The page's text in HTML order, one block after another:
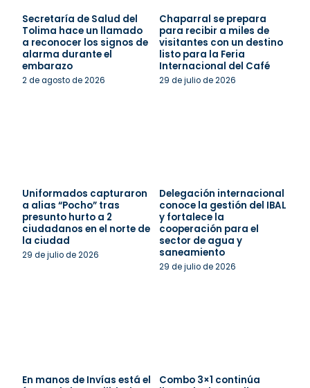
Secretaría de Salud del
Tolima hace un llamado
a reconocer los signos de
alarma durante el
embarazo
2 de agosto de 2026
Chaparral se prepara
para recibir a miles de
visitantes con un destino
listo para la Feria
Internacional del Café
29 de julio de 2026
Uniformados capturaron
a alias “Pocho” tras
presunto hurto a 2
ciudadanos en el norte de
la ciudad
29 de julio de 2026
Delegación internacional
conoce la gestión del IBAL
y fortalece la
cooperación para el
sector de agua y
saneamiento
29 de julio de 2026
En manos de Invías está el
Combo 3×1 continúa